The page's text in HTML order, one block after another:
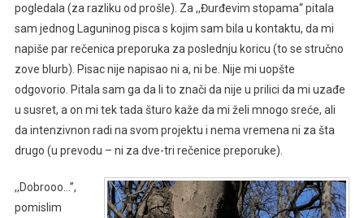
pogledala (za razliku od prošle). Za ,,Đurđevim stopama“ pitala
sam jednog Laguninog pisca s kojim sam bila u kontaktu, da mi
napiše par rečenica preporuka za poslednju koricu (to se stručno
zove blurb). Pisac nije napisao ni a, ni be. Nije mi uopšte
odgovorio. Pitala sam ga da li to znači da nije u prilici da mi uzađe
u susret, a on mi tek tada šturo kaže da mi želi mnogo sreće, ali
da intenzivnon radi na svom projektu i nema vremena ni za šta
drugo (u prevodu – ni za dve-tri rečenice preporuke).
,,Dobrooo…’’,
pomislim